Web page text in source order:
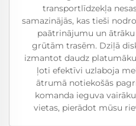
transportlīdzekļa
samazinājās, kas tieši
paātrinājumu un
grūtām trasēm. Dziļā
izmantot daudz
ļoti efektīvi uzlaboja
ātrumā notiekošās
komanda ieguva
vietas, pierādot mūsu